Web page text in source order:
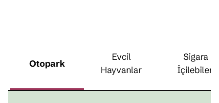
Otopark
Evcil
Hayvanlar
Sigara
İçilebilen